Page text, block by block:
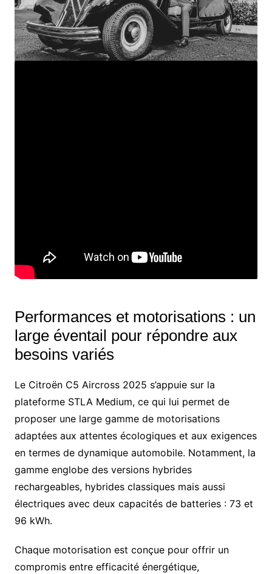
Performances et motorisations : un
large éventail pour répondre aux
besoins variés
Le Citroën C5 Aircross 2025 s’appuie sur la
plateforme STLA Medium, ce qui lui permet de
proposer une large gamme de motorisations
adaptées aux attentes écologiques et aux exigences
en termes de dynamique automobile. Notamment, la
gamme englobe des versions hybrides
rechargeables, hybrides classiques mais aussi
électriques avec deux capacités de batteries : 73 et
96 kWh.
Chaque motorisation est conçue pour offrir un
compromis entre efficacité énergétique,